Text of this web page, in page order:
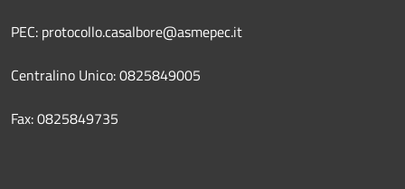
PEC: protocollo.casalbore@asmepec.it
Centralino Unico: 0825849005
Fax: 0825849735